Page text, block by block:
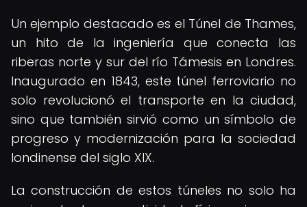
Un ejemplo destacado es el Túnel de Thames,
un hito de la ingeniería que conecta las
riberas norte y sur del río Támesis en Londres.
Inaugurado en 1843, este túnel ferroviario no
solo revolucionó el transporte en la ciudad,
sino que también sirvió como un símbolo de
progreso y modernización para la sociedad
londinense del siglo XIX.
La construcción de estos túneles no solo ha